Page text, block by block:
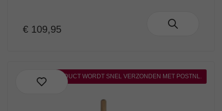
€ 109,95
DIT PRODUCT WORDT SNEL VERZONDEN MET POSTNL.